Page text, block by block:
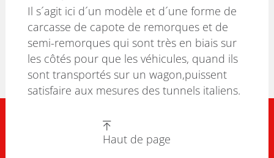
Il s´agit ici d´un modèle et d´une forme de
carcasse de capote de remorques et de
semi-remorques qui sont très en biais sur
les côtés pour que les véhicules, quand ils
sont transportés sur un wagon,puissent
satisfaire aux mesures des tunnels italiens.
Haut de page